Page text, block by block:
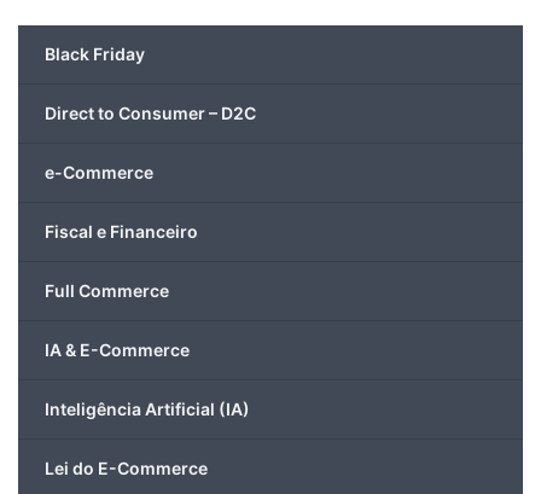
Black Friday
Direct to Consumer – D2C
e-Commerce
Fiscal e Financeiro
Full Commerce
IA & E-Commerce
Inteligência Artificial (IA)
Lei do E-Commerce